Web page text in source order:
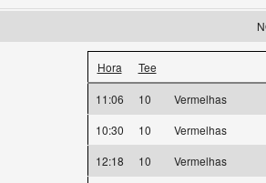
Hora Tee
11:06 10
Vermelhas
10:30
10
Vermelhas
12:18
10
Vermelhas